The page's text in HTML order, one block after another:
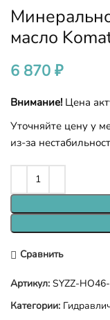
масло
6 870 ₽
Внимание! Цена
Уточняйте цену у
из-за
Сравнить
Артикул: SYZZ-
Категории: